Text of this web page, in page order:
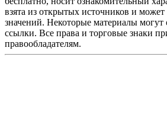
взята из открытых источников и может
значений. Некоторые материалы могут
ссылки. Все права и торговые знаки
правообладателям.